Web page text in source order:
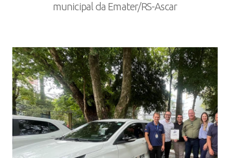
municipal da Emater/RS-Ascar